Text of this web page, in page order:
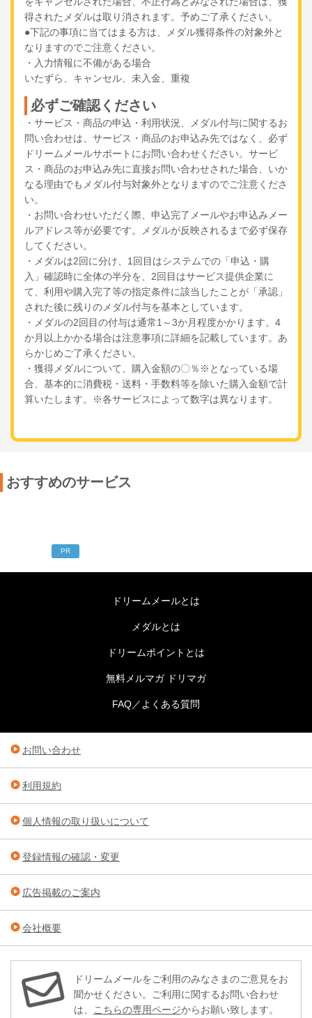
得されたメダルは取り消されます。予めご了承ください。
●下記の事項に当てはまる方は、メダル獲得条件の対象外と
なりますのでご注意ください。
・入力情報に不備がある場合
いたずら、キャンセル、未入金、重複
必ずご確認ください
・サービス・商品の申込・利用状況、メダル付与に関するお
問い合わせは、サービス・商品のお申込み先ではなく、必ず
ドリームメールサポートにお問い合わせください。サービ
ス・商品のお申込み先に直接お問い合わせされた場合、いか
なる理由でもメダル付与対象外となりますのでご注意くださ
い。
・お問い合わせいただく際、申込完了メールやお申込みメー
ルアドレス等が必要です。メダルが反映されるまで必ず保存
してください。
・メダルは2回に分け、1回目はシステムでの「申込・購
入」確認時に全体の半分を、2回目はサービス提供企業に
て、利用や購入完了等の指定条件に該当したことが「承認」
された後に残りのメダル付与を基本としています。
・メダルの2回目の付与は通常1～3か月程度かかります。4
か月以上かかる場合は注意事項に詳細を記載しています。あ
らかじめご了承ください。
・獲得メダルについて、購入金額の〇％※となっている場
合、基本的に消費税・送料・手数料等を除いた購入金額で計
算いたします。※各サービスによって数字は異なります。
おすすめのサービス
PR
ドリームメールとは
メダルとは
ドリームポイントとは
無料メルマガ ドリマガ
FAQ／よくある質問
お問い合わせ
利用規約
個人情報の取り扱いについて
登録情報の確認・変更
広告掲載のご案内
会社概要
ドリームメールをご利用のみなさまのご意見をお
聞かせください。ご利用に関するお問い合わせ
は、
こちらの専用ページからお願い致します。